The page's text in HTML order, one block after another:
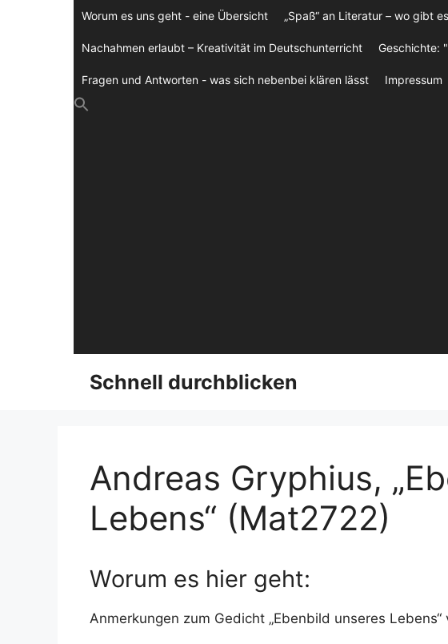
Worum es uns geht - eine Übersicht „Spaß“ an Literatur – wo gibt
Nachahmen erlaubt – Kreativität im Deutschunterricht Geschichte:
Fragen und Antworten - was sich nebenbei klären lässt Impressum
Schnell durchblicken
Andreas Gryphius,
Lebens“ (Mat2722)
Worum es hier geht:
Anmerkungen zum Gedicht „Ebenbild unseres